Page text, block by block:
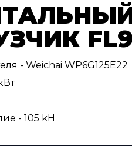
- Weichai WP6G125E22
- 105 kH